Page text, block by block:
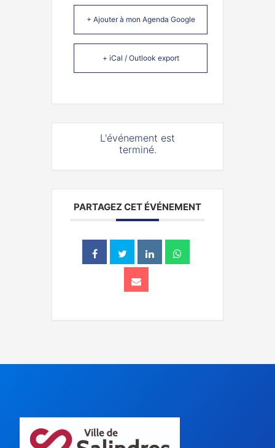
+ Ajouter à mon Agenda Google
+ iCal / Outlook export
L'événement est
terminé.
PARTAGEZ CET ÉVÉNEMENT